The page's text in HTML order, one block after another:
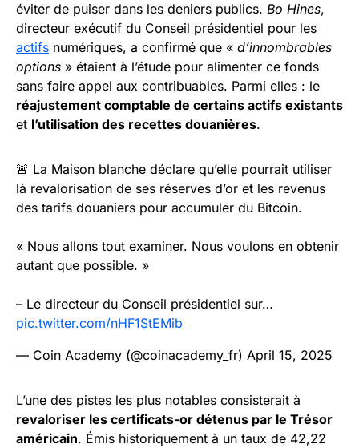
éviter de puiser dans les deniers publics. Bo Hines,
directeur exécutif du Conseil présidentiel pour les
actifs numériques, a confirmé que « d’innombrables
options » étaient à l’étude pour alimenter ce fonds
sans faire appel aux contribuables. Parmi elles : le
réajustement comptable de certains actifs existants
et l’utilisation des recettes douanières.
🚨 La Maison blanche déclare qu’elle pourrait utiliser
là revalorisation de ses réserves d’or et les revenus
des tarifs douaniers pour accumuler du Bitcoin.
« Nous allons tout examiner. Nous voulons en obtenir
autant que possible. »
– Le directeur du Conseil présidentiel sur…
pic.twitter.com/nHF1StEMib
— Coin Academy (@coinacademy_fr) April 15, 2025
L’une des pistes les plus notables consisterait à
revaloriser les certificats-or détenus par le Trésor
américain. Émis historiquement à un taux de 42,22